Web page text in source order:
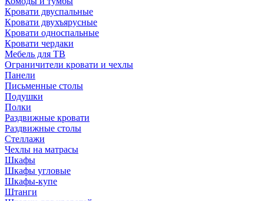
Кровати двуспальные
Кровати двухъярусные
Кровати односпальные
Кровати чердаки
Мебель для ТВ
Ограничители кровати и чехлы
Панели
Письменные столы
Подушки
Полки
Раздвижные кровати
Раздвижные столы
Стеллажи
Чехлы на матрасы
Шкафы
Шкафы угловые
Шкафы-купе
Штанги